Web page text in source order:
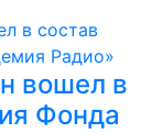
вошел в
Фонда